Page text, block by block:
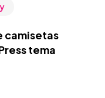
camisetas
tema